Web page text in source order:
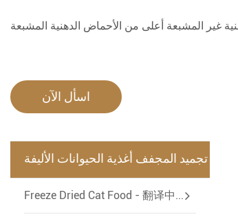
اسأل الآن
تجميد المجفف أغذية الحيوانات الأليفة
Freeze Dried Cat Food - 翻译中...